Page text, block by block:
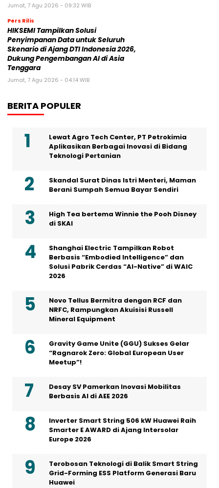
Jumat, 7 Agu 2026 - 09:32 WIB
Pers Rilis
HIKSEMI Tampilkan Solusi
Penyimpanan Data untuk Seluruh
Skenario di Ajang DTI Indonesia 2026,
Dukung Pengembangan AI di Asia
Tenggara
Jumat, 7 Agu 2026 - 04:14 WIB
BERITA POPULER
Lewat Agro Tech Center, PT Petrokimia
Aplikasikan Berbagai Inovasi di Bidang
Teknologi Pertanian
Skandal Surat Dinas Istri Menteri, Maman
Berani Sumpah Semua Bayar Sendiri
High Tea bertema Winnie the Pooh Disney
di SKAI
Shanghai Electric Tampilkan Robot
Berbasis “Embodied Intelligence” dan
Solusi Pabrik Cerdas “AI-Native” di WAIC
2026
Novo Tellus Bermitra dengan RCF dan
NRFC, Rampungkan Akuisisi Russell
Mineral Equipment
Gravity Game Unite (GGU) Sukses Gelar
“Ragnarok Zero: Global European User
Meetup”!
Desay SV Pamerkan Inovasi Mobilitas
Berbasis AI di AEE 2026
Inverter Smart String 506 kW Huawei Raih
Smarter E AWARD di Ajang Intersolar
Europe 2026
Terobosan Teknologi di Balik Smart String
Grid-Forming ESS Platform Generasi Baru
Huawei